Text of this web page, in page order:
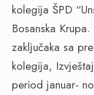
kolegija ŠPD
Bosanska
zaključaka sa
kolegija,
period januar-